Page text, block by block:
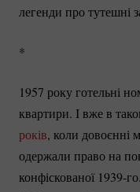
легенди про тутешні
*
1957 року готельні
квартири. І вже в
років, коли довоєнні
одержали право на
конфіскованої 1939-го.